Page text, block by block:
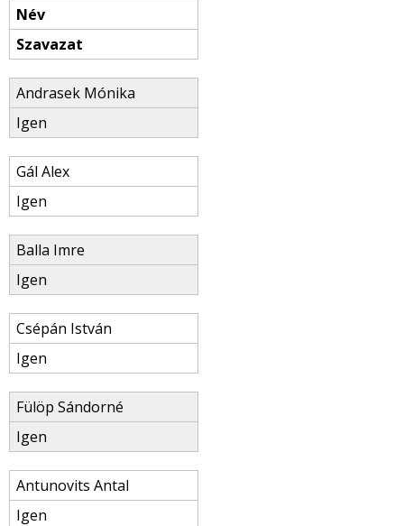
Név
Szavazat
Andrasek Mónika
Igen
Gál Alex
Igen
Balla Imre
Igen
Csépán István
Igen
Fülöp Sándorné
Igen
Antunovits Antal
Igen